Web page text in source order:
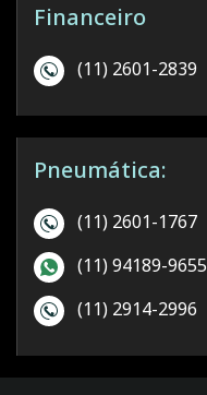
Financeiro
(11) 2601-2839
Pneumática:
(11) 2601-1767
(11) 94189-9655
(11) 2914-2996